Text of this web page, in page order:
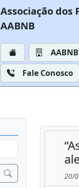
Associação dos
AABNB
AABNB
Fale Conosco
20/